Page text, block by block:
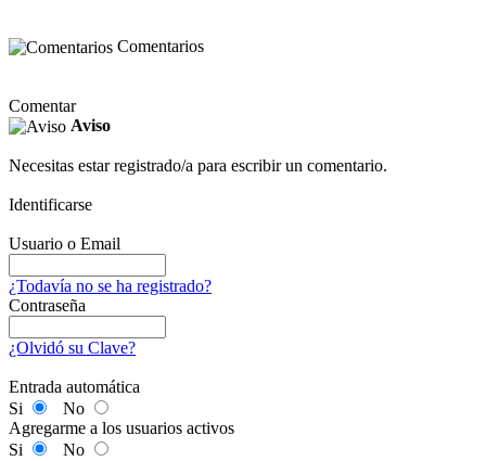
Comentarios
Comentar
Aviso
Necesitas estar registrado/a para escribir un comentario.
Identificarse
Usuario o Email
¿Todavía no se ha registrado?
Contraseña
¿Olvidó su Clave?
Entrada automática
Si
No
Agregarme a los usuarios activos
Si
No